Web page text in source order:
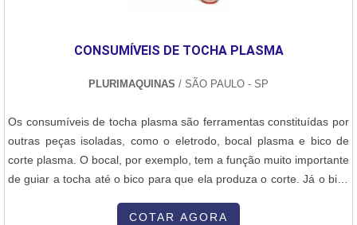
CONSUMÍVEIS DE TOCHA PLASMA
PLURIMAQUINAS / SÃO PAULO - SP
Os consumíveis de tocha plasma são ferramentas constituídas por
outras peças isoladas, como o eletrodo, bocal plasma e bico de
corte plasma. O bocal, por exemplo, tem a função muito importante
de guiar a tocha até o bico para que ela produza o corte. Já o bico
durante o corte da peça.MAIS INFORMAÇÕES RELEVANTES
COTAR AGORA